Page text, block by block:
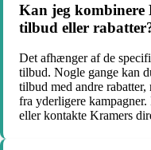
Kan jeg kombinere
tilbud eller
Det afhænger af de
tilbud. Nogle gange kan
tilbud med andre
fra yderligere
eller kontakte Kramers